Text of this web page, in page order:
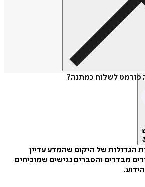
פורמט לשלוח כמתנה?
של היקום שהמדע עדיין
מבדרים והסברים נגישים שמוכיחים